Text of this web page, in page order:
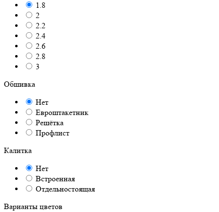
1.8
2
2.2
2.4
2.6
2.8
3
Обшивка
Нет
Евроштакетник
Решётка
Профлист
Калитка
Нет
Встроенная
Отдельностоящая
Варианты цветов